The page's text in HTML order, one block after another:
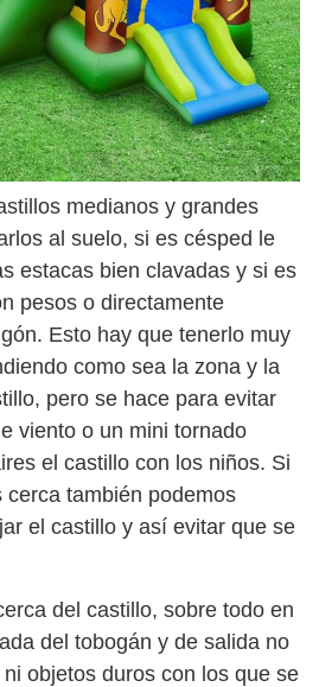
medianos y grandes
al suelo, si es césped le
estacas bien clavadas y si es
pesos o directamente
Esto hay que tenerlo muy
como sea la zona y la
pero se hace para evitar
viento o un mini tornado
el castillo con los niños. Si
cerca también podemos
el castillo y así evitar que se
del castillo, sobre todo en
del tobogán y de salida no
objetos duros con los que se